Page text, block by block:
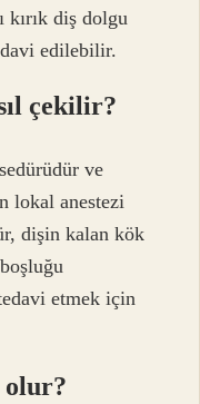
kırık diş dolgu
edilebilir.
çekilir?
ve
lokal anestezi
dişin kalan kök
etmek için
olur?